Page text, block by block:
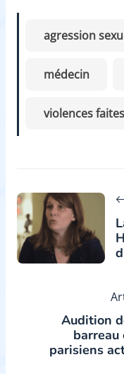
agression
médecin
violences
Audition
parisiens